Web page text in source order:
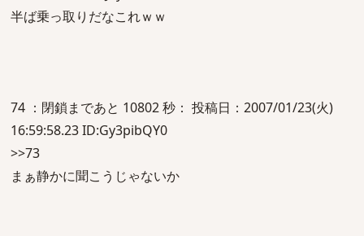
半ば乗っ取りだなこれｗｗ
74 ：閉鎖まであと 10802 秒： 投稿日：2007/01/23(火)
16:59:58.23 ID:Gy3pibQY0
>>73
まぁ静かに聞こうじゃないか